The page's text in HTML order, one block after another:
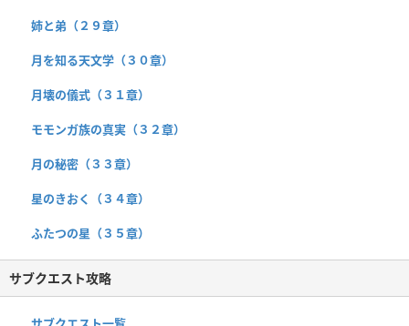
姉と弟（２９章）
月を知る天文学（３０章）
月壊の儀式（３１章）
モモンガ族の真実（３２章）
月の秘密（３３章）
星のきおく（３４章）
ふたつの星（３５章）
サブクエスト攻略